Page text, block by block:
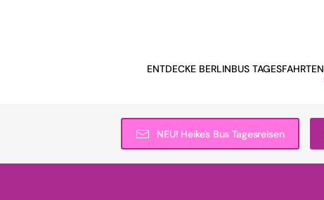
ENTDECKE BERLINBUS TAGESFAHRTEN
NEU! Heike's Bus Tagesreisen